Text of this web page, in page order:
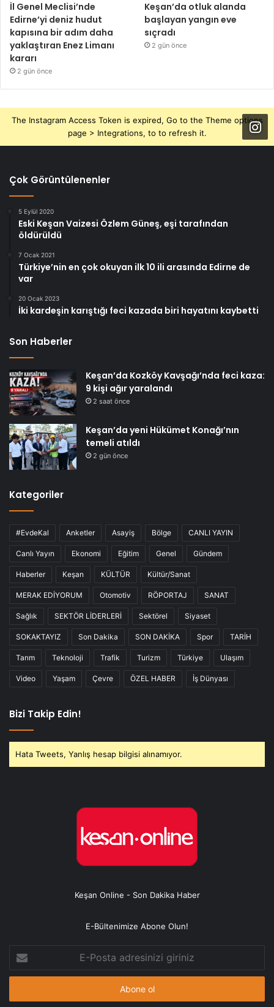
İl Genel Meclisi’nde
Edirne’yi deniz hudut
kapısına bir adım daha
yaklaştıran Enez Limanı
kararı
2 gün önce
Keşan’da otluk alanda
başlayan yangın eve
sıçradı
2 gün önce
The Instagram Access Token is expired, Go to the Theme options
page > Integrations, to to refresh it.
Çok Görüntülenenler
5 Eylül 2020
Eski Keşan Vaizesi Özlem Güneş, eşi tarafından
öldürüldü
7 Ocak 2021
Türkiye’nin en çok okuyan ilk 10 ili arasında Edirne de
var
20 Ocak 2023
İki kardeşin karıştığı feci kazada biri hayatını kaybetti
Son Haberler
Keşan’da Kozköy Kavşağı’nda feci kaza:
9 kişi ağır yaralandı
2 saat önce
Keşan’da yeni Hükümet Konağı’nın
temeli atıldı
2 gün önce
Kategoriler
#EvdeKal Anketler Asayiş Bölge CANLI YAYIN
Canlı Yayın Ekonomi Eğitim Genel Gündem
Haberler Keşan KÜLTÜR Kültür/Sanat
MERAK EDİYORUM Otomotiv RÖPORTAJ SANAT
Sağlık SEKTÖR LİDERLERİ Sektörel Siyaset
SOKAKTAYIZ Son Dakika SON DAKİKA Spor TARİH
Tarım Teknoloji Trafik Turizm Türkiye Ulaşım
Video Yaşam Çevre ÖZEL HABER İş Dünyası
Bizi Takip Edin!
Hata Tweets, Yanlış hesap bilgisi alınamıyor.
Keşan Online - Son Dakika Haber
E-Bültenimize Abone Olun!
Posta
adresinizi